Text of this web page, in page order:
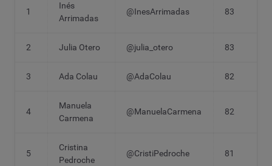
1
Inés
Arrimadas
@InesArrimadas 83
2 Julia Otero @julia_otero 83
3 Ada Colau @AdaColau 82
4
Manuela
Carmena
@ManuelaCarmena 82
5
Cristina
Pedroche
@CristiPedroche 81